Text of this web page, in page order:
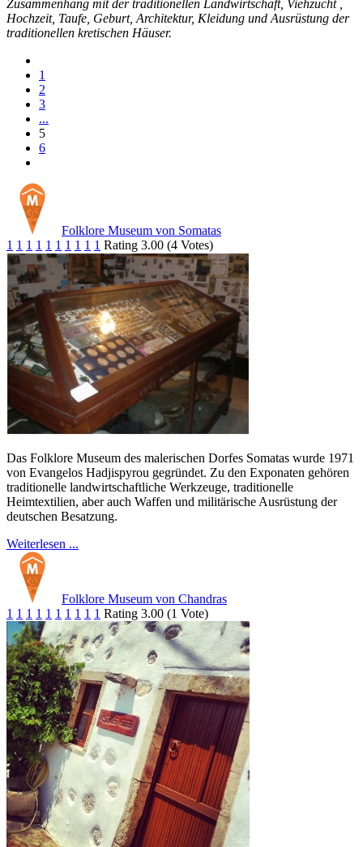
Zusammenhang mit der traditionellen Landwirtschaft, Viehzucht ,
Hochzeit, Taufe, Geburt, Architektur, Kleidung und Ausrüstung der
traditionellen kretischen Häuser.
1
2
3
...
5
6
Folklore Museum von Somatas
1 1 1 1 1 1 1 1 1 1 Rating 3.00 (4 Votes)
Das Folklore Museum des malerischen Dorfes Somatas wurde 1971
von Evangelos Hadjispyrou gegründet. Zu den Exponaten gehören
traditionelle landwirtschaftliche Werkzeuge, traditionelle
Heimtextilien, aber auch Waffen und militärische Ausrüstung der
deutschen Besatzung.
Weiterlesen ...
Folklore Museum von Chandras
1 1 1 1 1 1 1 1 1 1 Rating 3.00 (1 Vote)